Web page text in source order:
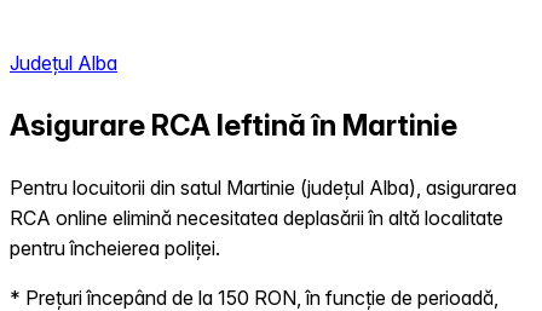
Județul Alba
Asigurare RCA Ieftină în Martinie
Pentru locuitorii din satul Martinie (județul Alba), asigurarea
RCA online elimină necesitatea deplasării în altă localitate
pentru încheierea poliței.
* Prețuri începând de la 150 RON, în funcție de perioadă,